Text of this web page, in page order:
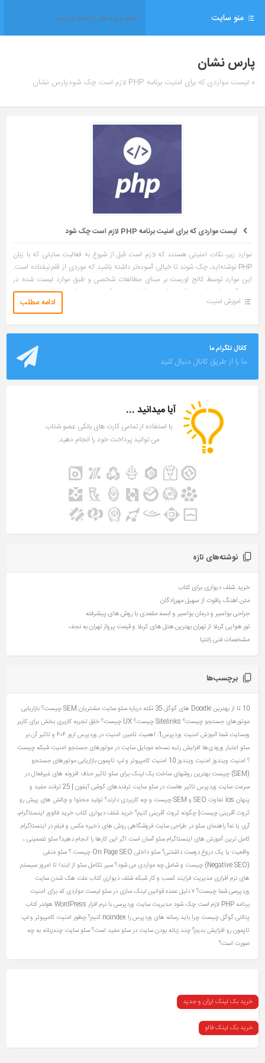
منو سایت
پارس نشان
» لیست مواردی که برای امنیت برنامه PHP لازم است چک شودپارس نشان
لیست مواردی که برای امنیت برنامه PHP لازم است چک شود
موارد زیر، نکات امنیتی هستند که لازم است قبل از شروع به فعالیت سایتی که با زبان
PHP نوشته‌اید، چک شوند تا خیالی آسوده‌تر داشته باشید که موردی از قلم نیفتاده است.
این موارد توسط کالج اورست بر مبنای مطالعات شخصی و طبق موارد لیست شده در
اینجاآورده شده است: نکات مقدماتی کلمات عبور قوی انتخاب شده‌اند رمزها به صورت
امن ذخیره شده‌اند register_globals و Magic quotes غیرفعال شده است
آموزش امنیت ادامه مطلب
کانال تلگرام ما
ما را از طریق کانال دنبال کنید.
آیا میدانید ...
با استفاده از تمامی کارت های بانکی عضو شتاب
می توانید پرداخت خود را انجام دهید.
نوشته‌های تازه
خرید شلف دیواری برای کتاب
متن آهنگ یاقوت از سهیل مهرزادگان
جراحی بواسیر و درمان بواسیر و آبسه مقعدی با روش های پیشرفته
تور هوایی کربلا از تهران بهترین هتل های کربلا و قیمت پرواز تهران به نجف
مشخصات فنی زانتیا
برچسب‌ها
10 تا از بهترین Doodle های گوگل 35 نکته درباره سئو سایت مشتریان
SEM چیست؟ بازاریابی
موتورهای جستجو چیست؟ Sitelinks چیست؟
UX چیست؟ خلق تجربه کاربری بخش برای کاربر
وبسایت شما آموزش امنیت وردپرس1: اهمیت تامین امنیت در وردپرس
ارور ۴۰۴ و تاثیر آن بر
سئو اعتبار ورودی‌ها افزایش رتبه نسخه موبایل سایت در موتورهای جستجو امنیت شبکه چیست
؟ امنیت ویندوز امنیت ویندوز 10 امنیت کامپیوتر و لپ تاپمونبازاریابی موتورهای جستجو
(SEM) چیست
بهترین روشهای ساخت بک لینک برای سئو تاثیر حذف افزونه های غیرفعال در
سرعت سایت وردپرس تاثیر هاست در سئو سایت
ترفندهای گوشی آیفون | 25 ترفند مفید و
پنهان ios
تفاوت SEO و SEM چیست و چه کاربردی دارند؟
تولید محتوا و چالش های پیش رو
ثروت آفرینی چیست| چگونه ثروت آفرینی کنیم؟خرید شلف دیواری کتابخرید فالوور اینستاگرام،
آری یا نه! راهنمای سئو در طراحی سایت فروشگاهیروش های ذخیره عکس و فیلم در اینستاگرام
کامل ترین آموزش های اینستاگرامسئو آسان است اگر این کارها را انجام دهید! سئو تضمینی ،
واقعیت یا یک دروغ دوست‌ داشتنی؟سئو داخلی On Page SEO چیست ؟
سئو منفی
(Negative SEO) چیست و شامل چه مواردی می شود؟
سیر تکامل سئو از ابتدا تا امروز سیستم
های نرم افزاری مدیریت فرایند کسب و کار شبکهشلف دیواری کتابعلت هک شدن سایت
وردپرسی شما چیست؟ ۷ دلیل عمده
قوانین لینک سازی در سئو لیست مواردی که برای امنیت
برنامه PHP لازم است چک شود
مدیریت سایت وردپرسی با نرم افزار WordPress
هولدر کتاب
پنالتی گوگل چیست چرا باید رسانه های وردپرس را noindex کنیم؟
چطور امنیت کامپیوتر و لپ
تاپمون رو افزایش بدیم؟چند زبانه بودن سایت در سئو مفید است؟ سئو سایت چندزبانه به چه
صورت است؟
خرید بک لینک ارزان و جدید
خرید بک لینک فالو